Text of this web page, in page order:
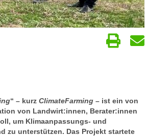
“ – kurzClimateFarming – ist ein von
von Landwirt:innen, Berater:innen
um Klimaanpassungs- und
zu unterstützen. Das Projekt startete